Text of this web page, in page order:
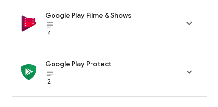
Google Play Filme & Shows
subject_black
4

Google Play Protect
subject_black
2
